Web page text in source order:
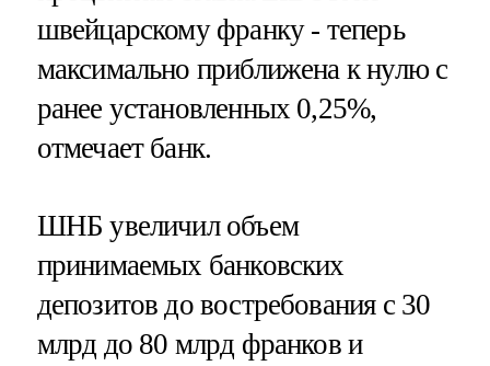
швейцарскому франку - теперь
максимально приближена к нулю с
ранее установленных 0,25%,
отмечает банк.
ШНБ увеличил объем
принимаемых банковских
депозитов до востребования с 30
млрд до 80 млрд франков и